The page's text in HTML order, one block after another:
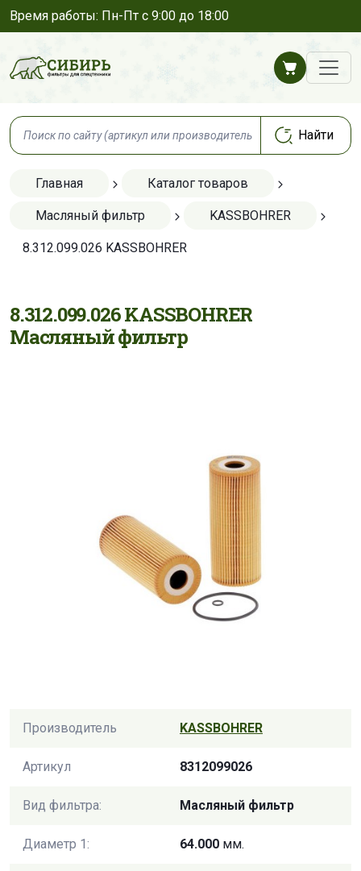
Время работы: Пн-Пт с 9:00 до 18:00
Главная Каталог товаров
Масляный фильтр KASSBOHRER
8.312.099.026 KASSBOHRER
8.312.099.026 KASSBOHRER
Масляный фильтр
Производитель KASSBOHRER
Артикул 8312099026
Вид фильтра: Масляный фильтр
Диаметр 1: 64.000 мм.